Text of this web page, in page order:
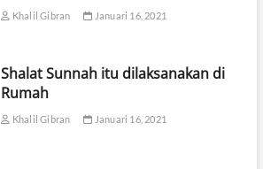
Khalil Gibran Januari 16, 2021
Shalat Sunnah itu dilaksanakan di
Rumah
Khalil Gibran Januari 16, 2021